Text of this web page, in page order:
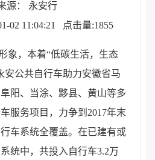
源： 永安行
02 11:04:21
点击量:1855
，本着“低碳生活，生态
安公共自行车助力安徽省马
阳、当涂、黟县、黄山等多
服务项目，力争到2017年末
车系统全覆盖。在已建有或
统中，共投入自行车3.2万